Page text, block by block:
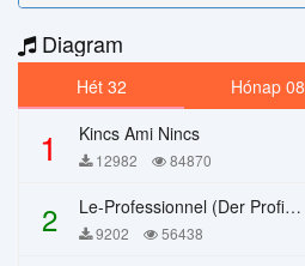
Diagram
Hét 32 Hónap 08
1 Kincs Ami Nincs
12982 84870
2 Le-Professionnel (Der Profi) – Chi Mai
9202 56438